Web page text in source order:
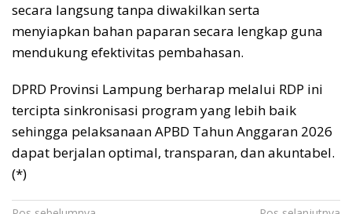
secara langsung tanpa diwakilkan serta
menyiapkan bahan paparan secara lengkap guna
mendukung efektivitas pembahasan.
DPRD Provinsi Lampung berharap melalui RDP ini
tercipta sinkronisasi program yang lebih baik
sehingga pelaksanaan APBD Tahun Anggaran 2026
dapat berjalan optimal, transparan, dan akuntabel.
(*)